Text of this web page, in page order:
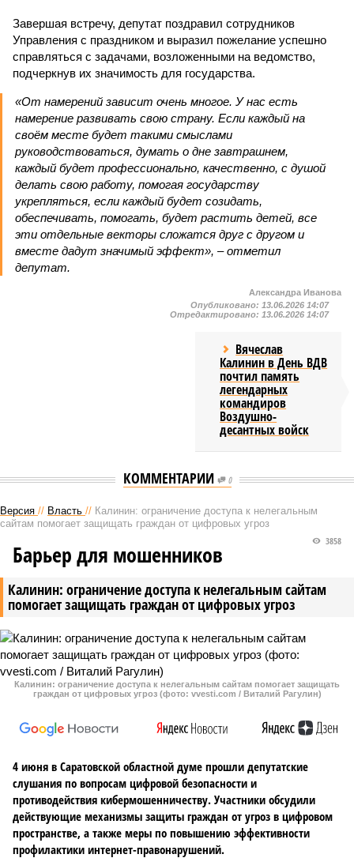
Завершая встречу, депутат поздравил сотрудников
Управления с праздником и выразил пожелание успешно
справляться с задачами, возложенными на ведомство,
подчеркнув их значимость для государства.
«От намерений зависит очень многое. У нас есть
намерение развивать свою страну. Если каждый на
своём месте будет такими смыслами
руководствоваться, думать о дне завтрашнем,
каждый будет профессионально, качественно, с душой
делать свою работу, помогая государству
укрепляться, если каждый будет созидать,
обеспечивать, помогать, будет растить детей, все
эти отдельные векторы сложатся друг с другом и
вместе дадут значимый эффект», – отметил
депутат.
Александра Иванова
Опубликовано: 13.06.2026 14:07
Отредактировано: 13.06.2026 14:07
Вячеслав
Калинин в День ВДВ
почтил память
легендарных
командиров
Воздушно-
десантных войск
КОММЕНТАРИИ 0
Версия // Власть // Калинин: ограничение доступа к нелегальным
сайтам помогает защищать граждан от цифровых угроз
Калинин: ограничение доступа к нелегальным сайтам
помогает защищать граждан от цифровых угроз
3858
Барьер для мошенников
Калинин: ограничение доступа к нелегальным сайтам помогает защищать
граждан от цифровых угроз (фото: vvesti.com / Виталий Рагулин)
4 июня в Саратовской областной думе прошли депутатские
слушания по вопросам цифровой безопасности и
противодействия кибермошенничеству. Участники обсудили
действующие механизмы защиты граждан от угроз в цифровом
пространстве, а также меры по повышению эффективности
профилактики интернет-правонарушений.